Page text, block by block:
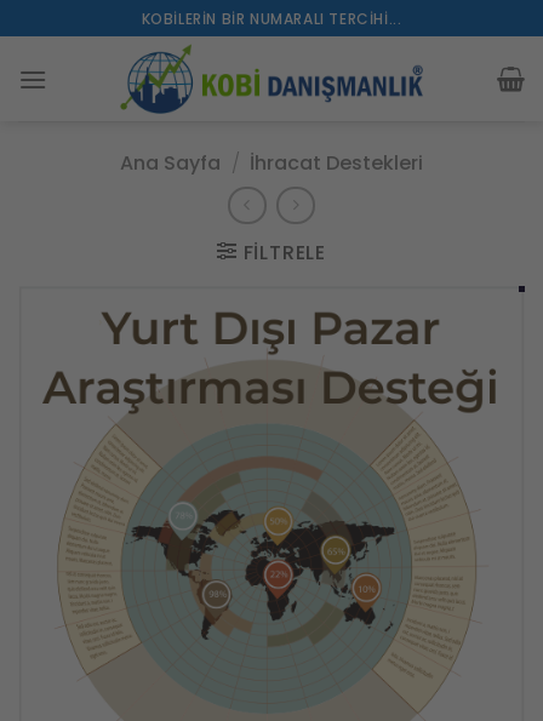
atla
KOBILERIN BIR NUMARALI TERCIHI...
Ana Sayfa / İhracat Destekleri
FILTRELE